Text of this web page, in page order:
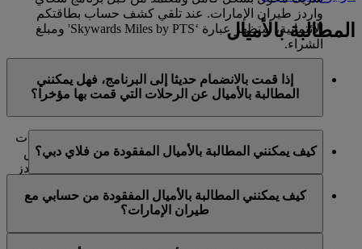
واردز طيران الإمارات. عند تلقي كشف حساب بطاقتكم
الائتمانية، ستظهر عبارة ‘Skywards Miles by PTS' ومبلغ
الشراء.
يرجى زيارة هذهالصفحة للحصول على المزيد من المعلومات.
المطالبة بالأميال
إذا قمت بالانضمام حديثا إلى البرنامج، فهل يمكنني
المطالبة بالأميال عن الرحلات التي قمت بها مؤخرا؟
نعم، يمكن للأعضاء الجدد المطالبة بالأميال بالنسبة للرحلات
التي تم القيام بها مع طيران الإمارات وفلاي دبي وكوانتاس
قبل ما يصل إلى شهرين من تاريخ التسجيل في سكاي واردز
ومع ذلك، فإن أي معاملات أخرى، مثل الرحلات مع الخطوط
كيف يمكنني المطالبة بالأميال المفقودة من فلاي دبي؟
تسجيل الدخول وإرسال مطالبة عبر الإنترنت على الموقع
كيف يمكنني المطالبة بالأميال المفقودة من حسابي مع
طيران الإمارات؟